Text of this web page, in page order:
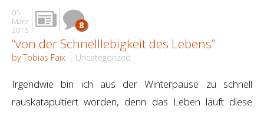
BLOG
BIOGRAPHIE
UNTERWEGS
05
März
2015
8
“von der Schnelllebigkeit des Lebens”
by Tobias Faix Uncategorized
Irgendwie bin ich aus der Winterpause zu schnell
rauskatapultiert worden, denn das Leben läuft diese